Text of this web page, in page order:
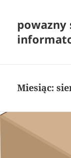
powazny
Miesiąc: